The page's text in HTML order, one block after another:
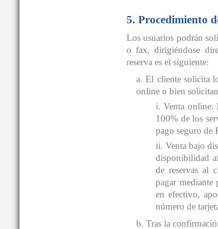
5. Procedimiento
Los usuarios podrán
o fax, dirigiéndose
reserva es el siguiente:
a. El cliente solicita
online o bien
i. Venta
100% de los
pago seguro de
ii. Venta bajo
disponibilidad
de reservas al
pagar mediante
en efectivo,
número de
b. Tras la